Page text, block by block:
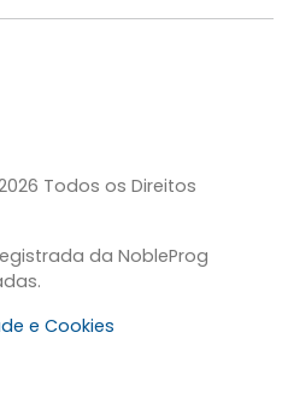
Todos os Direitos
da NobleProg
e Cookies